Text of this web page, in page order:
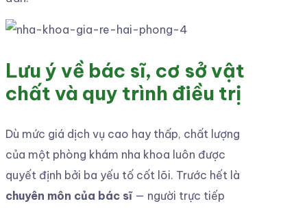
Lưu ý về bác sĩ, cơ sở vật
chất và quy trình điều trị
Dù mức giá dịch vụ cao hay thấp, chất lượng
của một phòng khám nha khoa luôn được
quyết định bởi ba yếu tố cốt lõi. Trước hết là
chuyên môn của bác sĩ — người trực tiếp